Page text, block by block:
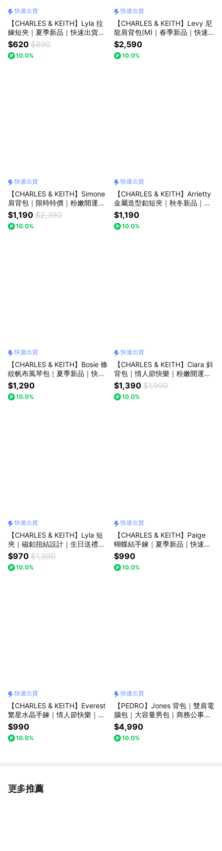
快速出貨
【CHARLES & KEITH】Lyla 拉
鍊短夾｜夏季新品｜快速出貨｜
小CK｜官方直營
$620 $890
10.0%
快速出貨
【CHARLES & KEITH】Levy 尼
龍肩背包(M)｜春季新品｜快速
出貨｜小CK｜官方直營
$2,590
10.0%
快速出貨
【CHARLES & KEITH】Simone
肩背包｜限時特價｜粉嫩開運色
｜情人節快樂｜生日禮物｜快速
出貨｜小CK｜官方直營
$1,190 $2,390
10.0%
快速出貨
【CHARLES & KEITH】Arrietty
金屬造型釦短夾｜秋冬新品｜閃
耀派對季｜生日禮物｜快速出貨
｜小CK｜官方直營
$1,190
10.0%
快速出貨
【CHARLES & KEITH】Bosie 條
紋帆布風琴包｜夏季新品｜快速
出貨｜小CK｜官方直營
$1,290
10.0%
快速出貨
【CHARLES & KEITH】Ciara 斜
背包｜情人節快樂｜粉嫩開運色
｜新年禮物｜生日禮物｜快速出
貨｜小CK｜官方直營
$1,390 $1,990
10.0%
快速出貨
【CHARLES & KEITH】Lyla 短
夾｜磁釦扭結設計｜生日送禮推
薦｜快速出貨｜小CK｜官方直營
$970 $1,390
10.0%
快速出貨
【CHARLES & KEITH】Paige
蝴蝶結手鍊｜夏季新品｜快速出
貨｜小CK
$990
10.0%
快速出貨
【CHARLES & KEITH】Everest
繁星水晶手鍊｜情人節快樂｜愛
藏在細節裡｜生日禮物｜快速出
貨｜小CK｜官方直營
$990
10.0%
快速出貨
【PEDRO】Jones 背包｜雙肩電
腦包｜大容量男包｜商務公事包
｜男生生日禮物｜快速出貨｜小
CK集團品牌
$4,990
10.0%
更多推薦
看更多